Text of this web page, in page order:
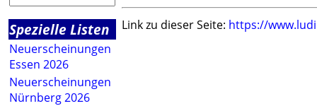
Spezielle Listen
Neuerscheinungen
Essen 2026
Neuerscheinungen
Nürnberg 2026
Link zu dieser Seite: https://